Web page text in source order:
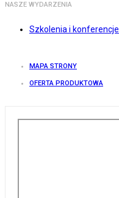
NASZE WYDARZENIA
Szkolenia i konferencje
MAPA STRONY
OFERTA PRODUKTOWA